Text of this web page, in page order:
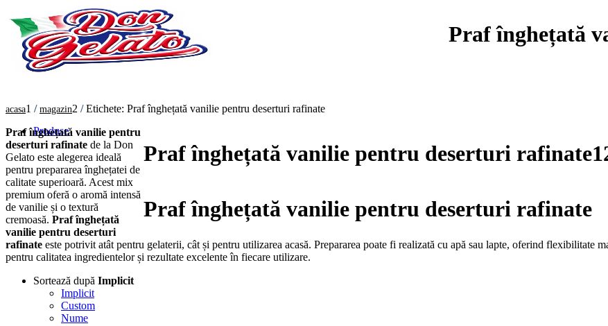
Produse
Praf înghețată
acasa1 / magazin2 / Etichete: Praf înghețată vanilie pentru deserturi rafinate
Praf înghețată vanilie pentru deserturi
Praf înghețată vanilie pentru deserturi rafinate
Praf înghețată vanilie pentru
deserturi rafinate de la Don
Gelato este alegerea ideală
pentru prepararea înghețatei de
calitate superioară. Acest mix
premium oferă o aromă intensă
de vanilie și o textură
cremoasă. Praf înghețată
vanilie pentru deserturi
rafinate este potrivit atât pentru gelaterii, cât și pentru utilizarea acasă. Prepararea poate fi realizată cu apă sau lapte, oferind flexibilitate
pentru calitatea ingredientelor și rezultate excelente în fiecare utilizare.
Sortează după Implicit
Implicit
Custom
Nume